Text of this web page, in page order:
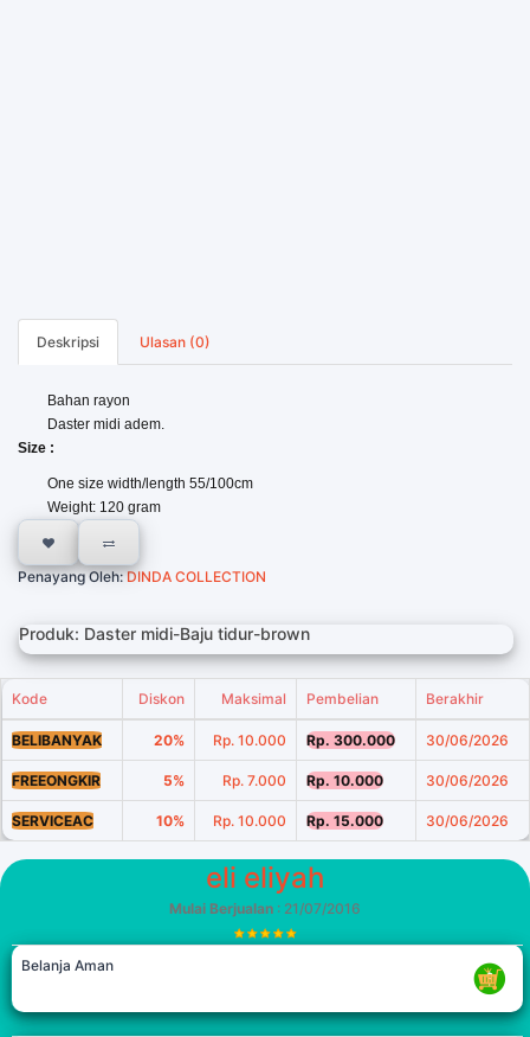
Deskripsi Ulasan (0)
Bahan rayon
Daster midi adem.
Size :
One size width/length 55/100cm
Weight: 120 gram
Penayang Oleh:DINDA COLLECTION
Produk: Daster midi-Baju tidur-brown
Kode Diskon Maksimal Pembelian Berakhir
BELIBANYAK 20% Rp. 10.000 Rp. 300.000 30/06/2026
FREEONGKIR 5% Rp. 7.000 Rp. 10.000 30/06/2026
SERVICEAC 10% Rp. 10.000 Rp. 15.000 30/06/2026
eli eliyah
Mulai Berjualan : 21/07/2016
Belanja Aman